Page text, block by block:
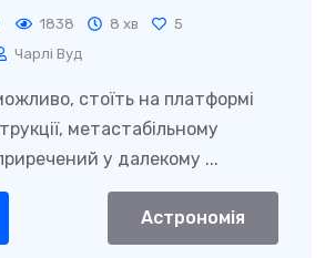
1838 8 хв
5
Чарлі Вуд
стоїть на платформі
метастабільному
у далекому ...
Астрономія